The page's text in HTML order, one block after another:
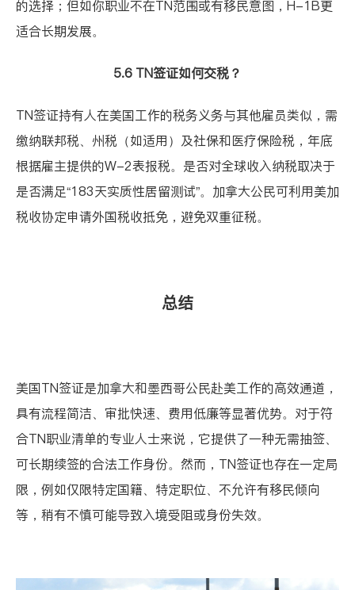
的选择；但如你职业不在TN范围或有移民意图，H-1B更
适合长期发展。
5.6 TN签证如何交税？
TN签证持有人在美国工作的税务义务与其他雇员类似，需
缴纳联邦税、州税（如适用）及社保和医疗保险税，年底
根据雇主提供的W-2表报税。是否对全球收入纳税取决于
是否满足“183天实质性居留测试”。加拿大公民可利用美加
税收协定申请外国税收抵免，避免双重征税。
总结
美国TN签证是加拿大和墨西哥公民赴美工作的高效通道，
具有流程简洁、审批快速、费用低廉等显著优势。对于符
合TN职业清单的专业人士来说，它提供了一种无需抽签、
可长期续签的合法工作身份。然而，TN签证也存在一定局
限，例如仅限特定国籍、特定职位、不允许有移民倾向
等，稍有不慎可能导致入境受阻或身份失效。